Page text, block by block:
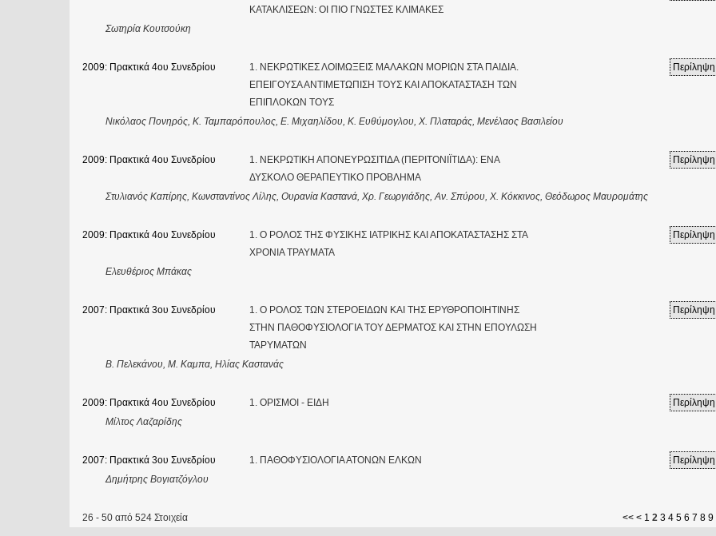
ΚΑΤΑΚΛΙΣΕΩΝ: ΟΙ ΠΙΟ ΓΝΩΣΤΕΣ ΚΛΙΜΑΚΕΣ
Σωτηρία Κουτσούκη
2009: Πρακτικά 4ου Συνεδρίου
1. ΝΕΚΡΩΤΙΚΕΣ ΛΟΙΜΩΞΕΙΣ ΜΑΛΑΚΩΝ ΜΟΡΙΩΝ ΣΤΑ ΠΑΙΔΙΑ.
ΕΠΕΙΓΟΥΣΑ ΑΝΤΙΜΕΤΩΠΙΣΗ ΤΟΥΣ ΚΑΙ ΑΠΟΚΑΤΑΣΤΑΣΗ ΤΩΝ
ΕΠΙΠΛΟΚΩΝ ΤΟΥΣ
Περίληψη
Νικόλαος Πονηρός, Κ. Ταμπαρόπουλος, Ε. Μιχαηλίδου, Κ. Ευθύμογλου, Χ. Πλαταράς, Μενέλαος Βασιλείου
2009: Πρακτικά 4ου Συνεδρίου
1. ΝΕΚΡΩΤΙΚΗ ΑΠΟΝΕΥΡΩΣΙΤΙΔΑ (ΠΕΡΙΤΟΝΙΪΤΙΔΑ): ΕΝΑ
ΔΥΣΚΟΛΟ ΘΕΡΑΠΕΥΤΙΚΟ ΠΡΟΒΛΗΜΑ
Περίληψη
Στυλιανός Καπίρης, Κωνσταντίνος Λίλης, Ουρανία Καστανά, Χρ. Γεωργιάδης, Αν. Σπύρου, Χ. Κόκκινος, Θεόδωρος Μαυρομάτης
2009: Πρακτικά 4ου Συνεδρίου
1. Ο ΡΟΛΟΣ ΤΗΣ ΦΥΣΙΚΗΣ ΙΑΤΡΙΚΗΣ ΚΑΙ ΑΠΟΚΑΤΑΣΤΑΣΗΣ ΣΤΑ
ΧΡΟΝΙΑ ΤΡΑΥΜΑΤΑ
Περίληψη
Ελευθέριος Μπάκας
2007: Πρακτικά 3ου Συνεδρίου
1. Ο ΡΟΛΟΣ ΤΩΝ ΣΤΕΡΟΕΙΔΩΝ ΚΑΙ ΤΗΣ ΕΡΥΘΡΟΠΟΙΗΤΙΝΗΣ
ΣΤΗΝ ΠΑΘΟΦΥΣΙΟΛΟΓΙΑ ΤΟΥ ΔΕΡΜΑΤΟΣ ΚΑΙ ΣΤΗΝ ΕΠΟΥΛΩΣΗ
ΤΑΡΥΜΑΤΩΝ
Περίληψη
Β. Πελεκάνου, M. Καμπα, Ηλίας Καστανάς
2009: Πρακτικά 4ου Συνεδρίου 1. ΟΡΙΣΜΟΙ - ΕΙΔΗ Περίληψη
Μίλτος Λαζαρίδης
2007: Πρακτικά 3ου Συνεδρίου 1. ΠΑΘΟΦΥΣΙΟΛΟΓΙΑ ΑΤΟΝΩΝ ΕΛΚΩΝ Περίληψη
Δημήτρης Βογιατζόγλου
26 - 50 από 524 Στοιχεία << < 1 2 3 4 5 6 7 8 9